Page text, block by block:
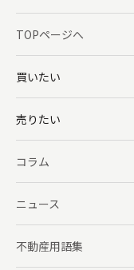
TOPページへ
買いたい
売りたい
コラム
ニュース
不動産用語集